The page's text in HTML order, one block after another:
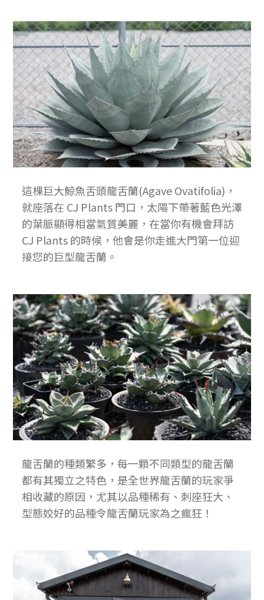
這棵巨大鯨魚舌頭龍舌蘭(Agave Ovatifolia)，
就座落在 CJ Plants 門口，太陽下帶著藍色光澤
的葉脈顯得相當氣質美麗，在當你有機會拜訪
CJ Plants 的時候，他會是你走進大門第一位迎
接您的巨型龍舌蘭。
龍舌蘭的種類繁多，每一顆不同類型的龍舌蘭
都有其獨立之特色，是全世界龍舌蘭的玩家爭
相收藏的原因，尤其以品種稀有、刺座狂大、
型態姣好的品種令龍舌蘭玩家為之瘋狂！